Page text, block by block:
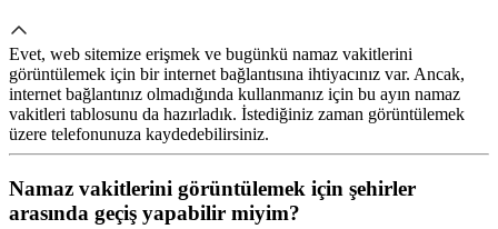
Evet, web sitemize erişmek ve bugünkü namaz vakitlerini
görüntülemek için bir internet bağlantısına ihtiyacınız var. Ancak,
internet bağlantınız olmadığında kullanmanız için bu ayın namaz
vakitleri tablosunu da hazırladık. İstediğiniz zaman görüntülemek
üzere telefonunuza kaydedebilirsiniz.
Namaz vakitlerini görüntülemek için şehirler
arasında geçiş yapabilir miyim?